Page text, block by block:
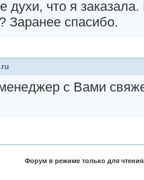
духи, что я
Заранее спасибо.
с Вами
Форум в режиме только для